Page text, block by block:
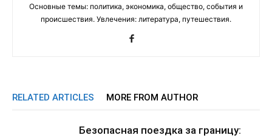
Основные темы: политика, экономика, общество, события и
происшествия. Увлечения: литература, путешествия.
RELATED ARTICLES MORE FROM AUTHOR
Безопасная поездка за границу: